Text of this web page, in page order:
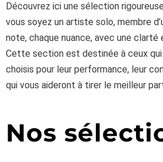
Découvrez ici une sélection
vous soyez un artiste solo, membre
note, chaque nuance, avec une clarté
Cette section est destinée à ceux qui
choisis pour leur performance, leur
qui vous aideront à tirer le meilleur
Nos